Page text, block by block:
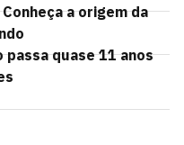
a origem da
passa quase 11 anos